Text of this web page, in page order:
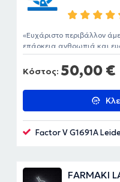
Κόστος: 50,00 €
Ευχάριστο περιβάλλον
επάρκεια ανθρωπιά και
προϋποθέσεις για μια
επιλέγετε το συγκεκριμένο
Factor V G1691A
FARMAKI